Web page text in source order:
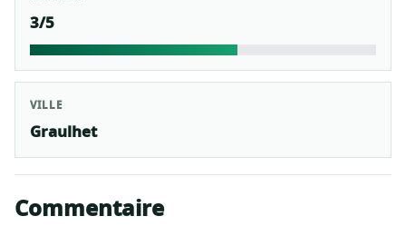
3/5
VILLE
Graulhet
Commentaire